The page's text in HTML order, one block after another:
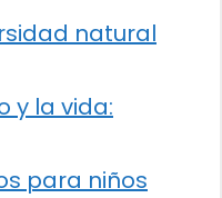
natural
y la vida:
para niños